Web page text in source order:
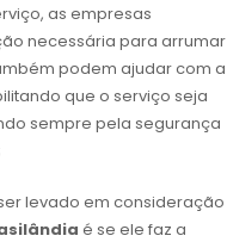
as empresas
necessária para arrumar
podem ajudar com a
que o serviço seja
sempre pela segurança
levado em consideração
é se ele faz a